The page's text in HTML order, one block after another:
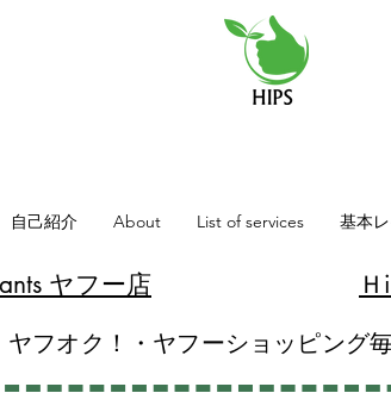
自己紹介 About List of services 基本
ヤフー店
ヤフオク！・ヤフーショッピング